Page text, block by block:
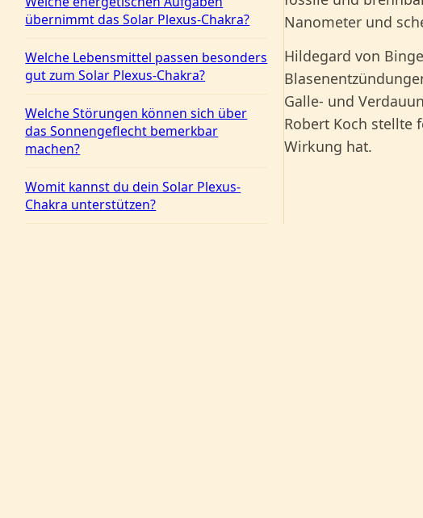
Nanometer und
Hildegard von
Galle- und
Robert Koch stellte
Wirkung hat.
übernimmt das Solar Plexus-Chakra?
Welche Lebensmittel passen besonders
gut zum Solar Plexus-Chakra?
Welche Störungen können sich über
das Sonnengeflecht bemerkbar
machen?
Womit kannst du dein Solar Plexus-
Chakra unterstützen?